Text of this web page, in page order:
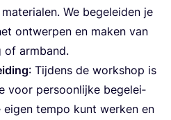
We bege­lei­den je
ont­wer­pen en maken van
of armband.
: Tij­dens de work­shop is
voor per­soon­lij­ke bege­lei­
tem­po kunt wer­ken en